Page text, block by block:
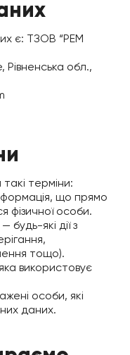
є: ТЗОВ “РЕМ
Рівненська обл.,
терміни:
що прямо
фізичної особи.
— будь-які дії з
тощо).
використовує
особи, які
даних.